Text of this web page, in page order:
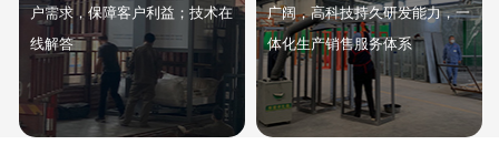
广阔，高科技持久研发能力，一
体化生产销售服务体系
户需求，保障客户利益；技术在
线解答